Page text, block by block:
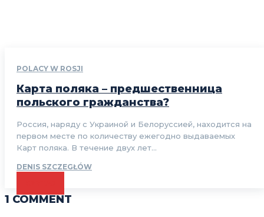
POLACY W ROSJI
Карта поляка – предшественница
польского гражданства?
Россия, наряду с Украиной и Белоруссией, находится на
первом месте по количеству ежегодно выдаваемых
Карт поляка. В течение двух лет...
DENIS SZCZEGŁÓW
1 COMMENT